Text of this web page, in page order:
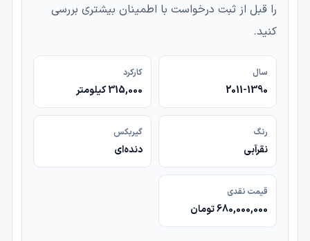
را قبل از ثبت درخواست با اطمینان بیشتری بررسی
کنید.
سال
2011-1390
کارکرد
315,000 کیلومتر
رنگ
نقرآبی
گیربکس
دنده‌ای
قیمت نقدی
680,000,000 تومان